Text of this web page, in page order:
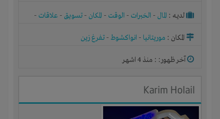
لديـه : المال - الخبرات - الوقت - المكان - تسويق - علاقات -
المكان : موريتانيا - انواكشوط- تفرغ زين
آخر ظهور: : منذ 4 اشهر
Karim Holail